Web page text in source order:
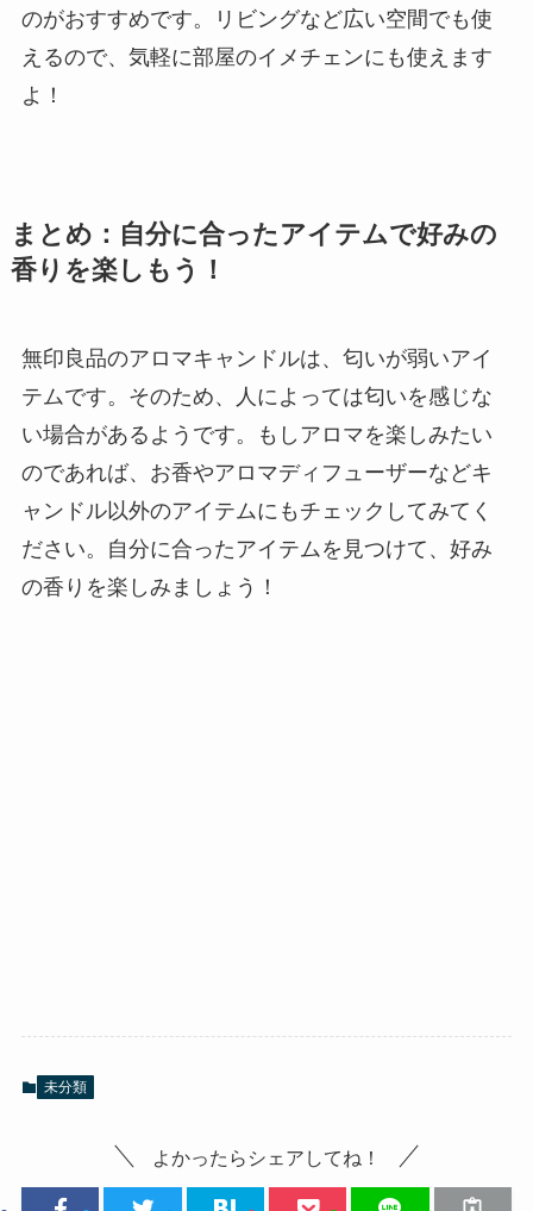
のがおすすめです。リビングなど広い空間でも使
えるので、気軽に部屋のイメチェンにも使えます
よ！
まとめ：自分に合ったアイテムで好みの
香りを楽しもう！
無印良品のアロマキャンドルは、匂いが弱いアイ
テムです。そのため、人によっては匂いを感じな
い場合があるようです。もしアロマを楽しみたい
のであれば、お香やアロマディフューザーなどキ
ャンドル以外のアイテムにもチェックしてみてく
ださい。自分に合ったアイテムを見つけて、好み
の香りを楽しみましょう！
未分類
よかったらシェアしてね！